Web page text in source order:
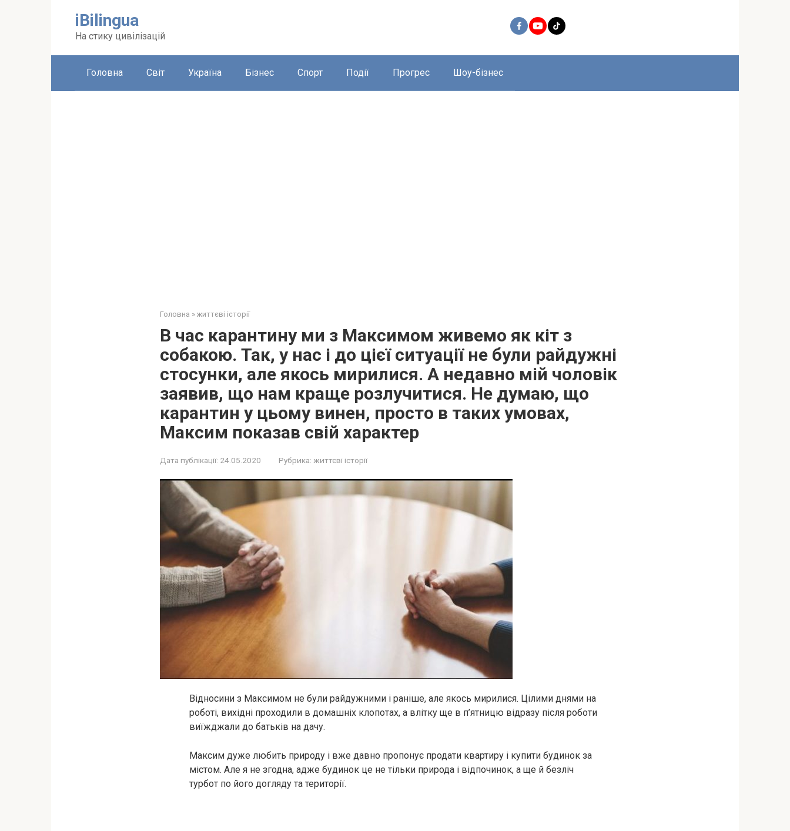
iBilingua
На стику цивілізацій
Головна Світ Україна Бізнес Спорт Події Прогрес Шоу-бізнес
Головна » життєві історії
В час карантину ми з Максимом живемо як кіт з
собакою. Так, у нас і до цієї ситуації не були райдужні
стосунки, але якось мирилися. А недавно мій чоловік
заявив, що нам краще розлучитися. Не думаю, що
карантин у цьому винен, просто в таких умовах,
Максим показав свій характер
Дата публікації: 24.05.2020 Рубрика: життєві історії
Відносини з Максимом не були райдужними і раніше, але якось мирилися. Цілими днями на
роботі, вихідні проходили в домашніх клопотах, а влітку ще в п’ятницю відразу після роботи
виїжджали до батьків на дачу.
Максим дуже любить природу і вже давно пропонує продати квартиру і купити будинок за
містом. Але я не згодна, адже будинок це не тільки природа і відпочинок, а ще й безліч
турбот по його догляду та території.